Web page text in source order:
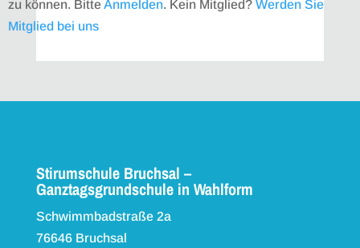
zu können. BitteAnmelden. Kein Mitglied? Werden Sie
Mitglied bei uns
Stirumschule Bruchsal –
Ganztagsgrundschule in Wahlform
Schwimmbadstraße 2a
76646 Bruchsal